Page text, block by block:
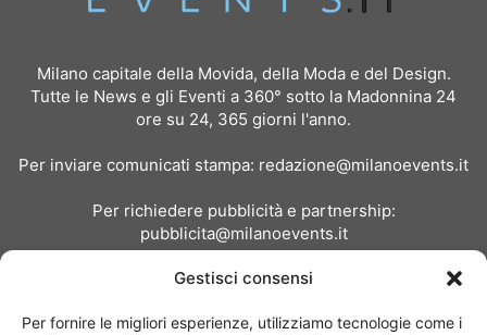
Gestisci consensi
Per fornire le migliori esperienze, utilizziamo tecnologie come i
Milano capitale della Movida, della Moda e del Design.
Tutte le News e gli Eventi a 360° sotto la Madonnina 24
ore su 24, 365 giorni l'anno.
Per inviare comunicati stampa: redazione@milanoevents.it
Per richiedere pubblicità e partnership:
pubblicita@milanoevents.it